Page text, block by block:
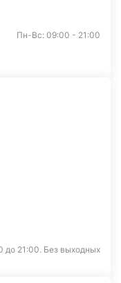
Пн-Вс: 09:00 - 21:00
до 21:00. Без выходных